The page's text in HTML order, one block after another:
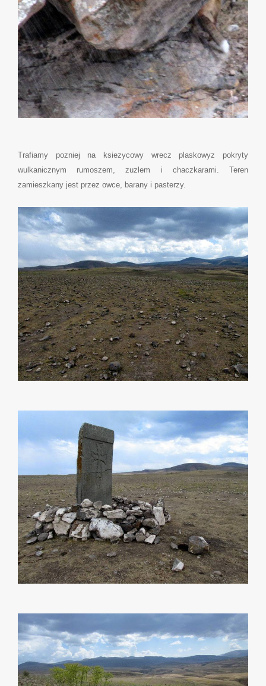
Trafiamy pozniej na ksiezycowy wrecz plaskowyz pokryty
wulkanicznym rumoszem, zuzlem i chaczkarami. Teren
zamieszkany jest przez owce, barany i pasterzy.